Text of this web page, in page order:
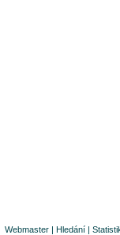
Webmaster | Hledání |